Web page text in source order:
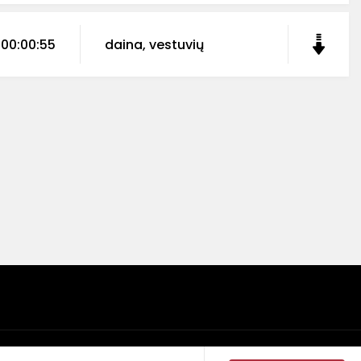
00:00:55 daina, vestuvių